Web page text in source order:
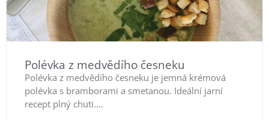
Polévka z medvědího česneku
Polévka z medvědího česneku je jemná krémová
polévka s bramborami a smetanou. Ideální jarní
recept plný chuti....